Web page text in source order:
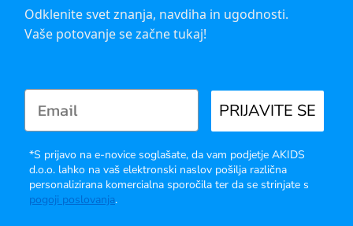
Odklenite svet znanja, navdiha in ugodnosti.
Vaše potovanje se začne tukaj!
PRIJAVITE SE
*S prijavo na e-novice soglašate, da vam podjetje AKIDS
d.o.o. lahko na vaš elektronski naslov pošilja različna
personalizirana komercialna sporočila ter da se strinjate s
pogoji poslovanja.